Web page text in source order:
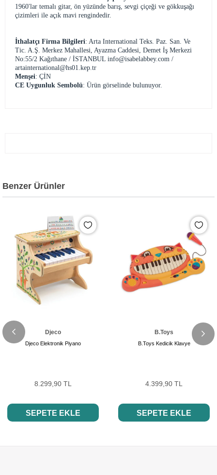
1960'lar temalı gitar, ön yüzünde barış, sevgi çiçeği ve gökkuşağı
çizimleri ile açık mavi rengindedir.
İthalatçı Firma Bilgileri: Arta International Teks. Paz. San. Ve
Tic. A.Ş. Merkez Mahallesi, Ayazma Caddesi, Demet İş Merkezi
No:55/2 Kağıthane / İSTANBUL info@isabelabbey.com /
artainternational@hs01.kep.tr
Menşei: ÇİN
CE Uygunluk Sembolü: Ürün görselinde bulunuyor.
Benzer Ürünler
Djeco
Djeco Elektronik Piyano
8.299,90 TL
SEPETE EKLE
B.Toys
B.Toys Kedicik Klavye
4.399,90 TL
SEPETE EKLE